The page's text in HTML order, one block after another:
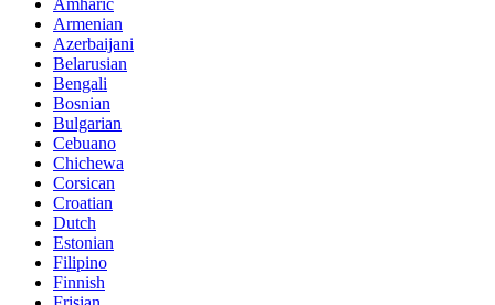
Amharic
Armenian
Azerbaijani
Belarusian
Bengali
Bosnian
Bulgarian
Cebuano
Chichewa
Corsican
Croatian
Dutch
Estonian
Filipino
Finnish